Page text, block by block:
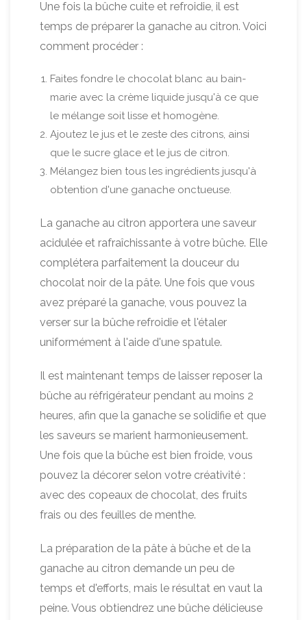
Une fois la bûche cuite et refroidie, il est
temps de préparer la ganache au citron. Voici
comment procéder :
Faites fondre le chocolat blanc au bain-
marie avec la crème liquide jusqu'à ce que
le mélange soit lisse et homogène.
Ajoutez le jus et le zeste des citrons, ainsi
que le sucre glace et le jus de citron.
Mélangez bien tous les ingrédients jusqu'à
obtention d'une ganache onctueuse.
La ganache au citron apportera une saveur
acidulée et rafraîchissante à votre bûche. Elle
complétera parfaitement la douceur du
chocolat noir de la pâte. Une fois que vous
avez préparé la ganache, vous pouvez la
verser sur la bûche refroidie et l'étaler
uniformément à l'aide d'une spatule.
Il est maintenant temps de laisser reposer la
bûche au réfrigérateur pendant au moins 2
heures, afin que la ganache se solidifie et que
les saveurs se marient harmonieusement.
Une fois que la bûche est bien froide, vous
pouvez la décorer selon votre créativité :
avec des copeaux de chocolat, des fruits
frais ou des feuilles de menthe.
La préparation de la pâte à bûche et de la
ganache au citron demande un peu de
temps et d'efforts, mais le résultat en vaut la
peine. Vous obtiendrez une bûche délicieuse